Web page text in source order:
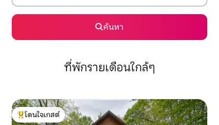
ค้นหา
ที่พักรายเดือนใกล้ๆ
โดนใจเกสต์ที่สุด
โดนใจเกสต์